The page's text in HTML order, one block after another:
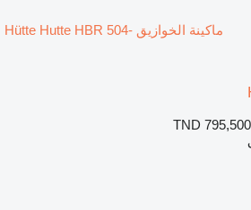
ماكينة الخوازيق Hütte Hutte HBR 504-
TND